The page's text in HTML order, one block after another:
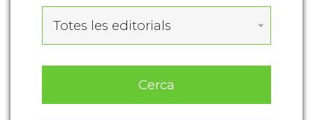
Totes les editorials
Cerca